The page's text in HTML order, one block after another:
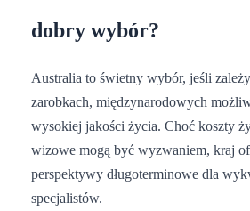
dobry wybór?
Australia to świetny wybór, jeśli
zarobkach, międzynarodowych
wysokiej jakości życia. Choć koszty
wizowe mogą być wyzwaniem, kraj
perspektywy długoterminowe dla
specjalistów.